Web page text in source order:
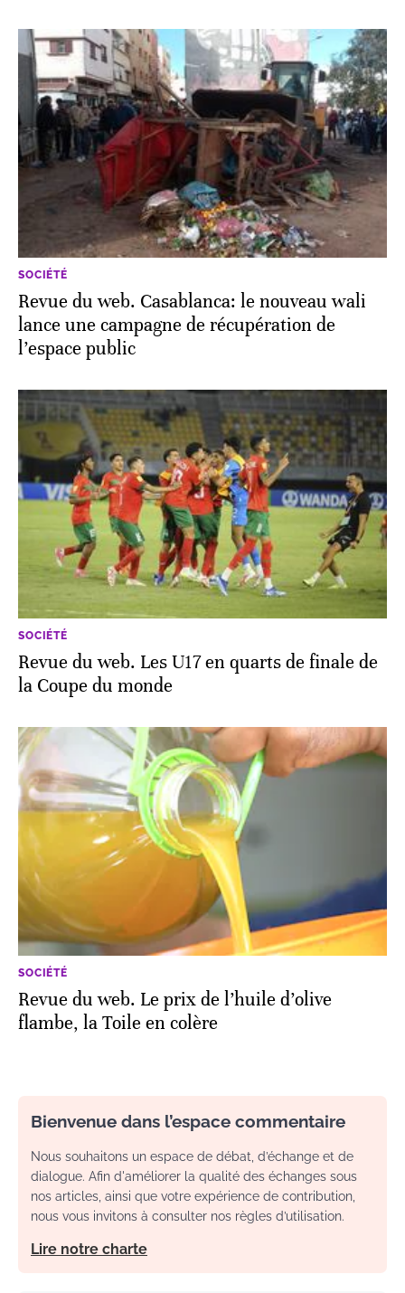
SOCIÉTÉ
Revue du web. Casablanca: le nouveau wali
lance une campagne de récupération de
l’espace public
SOCIÉTÉ
Revue du web. Les U17 en quarts de finale de
la Coupe du monde
SOCIÉTÉ
Revue du web. Le prix de l’huile d’olive
flambe, la Toile en colère
Bienvenue dans l’espace commentaire
Nous souhaitons un espace de débat, d’échange et de
dialogue. Afin d'améliorer la qualité des échanges sous
nos articles, ainsi que votre expérience de contribution,
nous vous invitons à consulter nos règles d’utilisation.
Lire notre charte